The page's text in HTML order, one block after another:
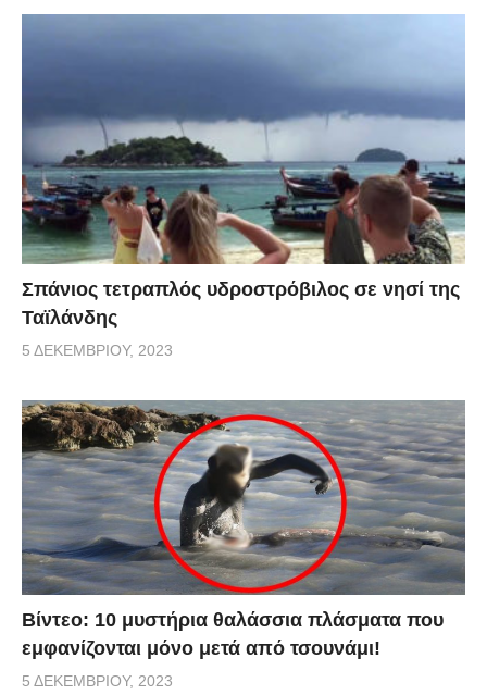
Σπάνιος τετραπλός υδροστρόβιλος σε νησί της
Ταϊλάνδης
5 ΔΕΚΕΜΒΡΊΟΥ, 2023
Βίντεο: 10 μυστήρια θαλάσσια πλάσματα που
εμφανίζονται μόνο μετά από τσουνάμι!
5 ΔΕΚΕΜΒΡΊΟΥ, 2023